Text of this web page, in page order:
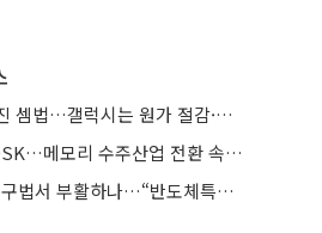
메모리값 폭등에 달라진 셈법…갤럭시는 원가 절감·아이폰은 서비스 확대
‘5년 LTA’ 늘리는 삼성·SK…메모리 수주산업 전환 속 다른 셈법
주52시간 특례, 메가특구법서 부활하나…“반도체특별법 담겨야”